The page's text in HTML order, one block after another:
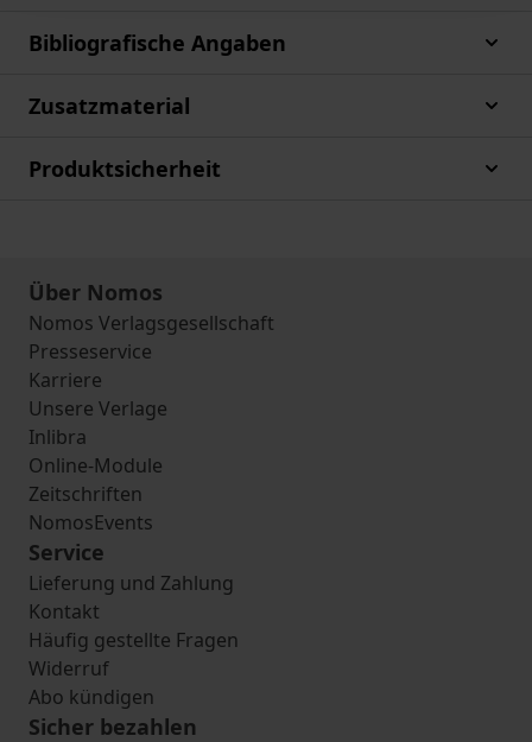
Bibliografische Angaben
Zusatzmaterial
Produktsicherheit
Über Nomos
Nomos Verlagsgesellschaft
Presseservice
Karriere
Unsere Verlage
Inlibra
Online-Module
Zeitschriften
NomosEvents
Service
Lieferung und Zahlung
Kontakt
Häufig gestellte Fragen
Widerruf
Abo kündigen
Sicher bezahlen